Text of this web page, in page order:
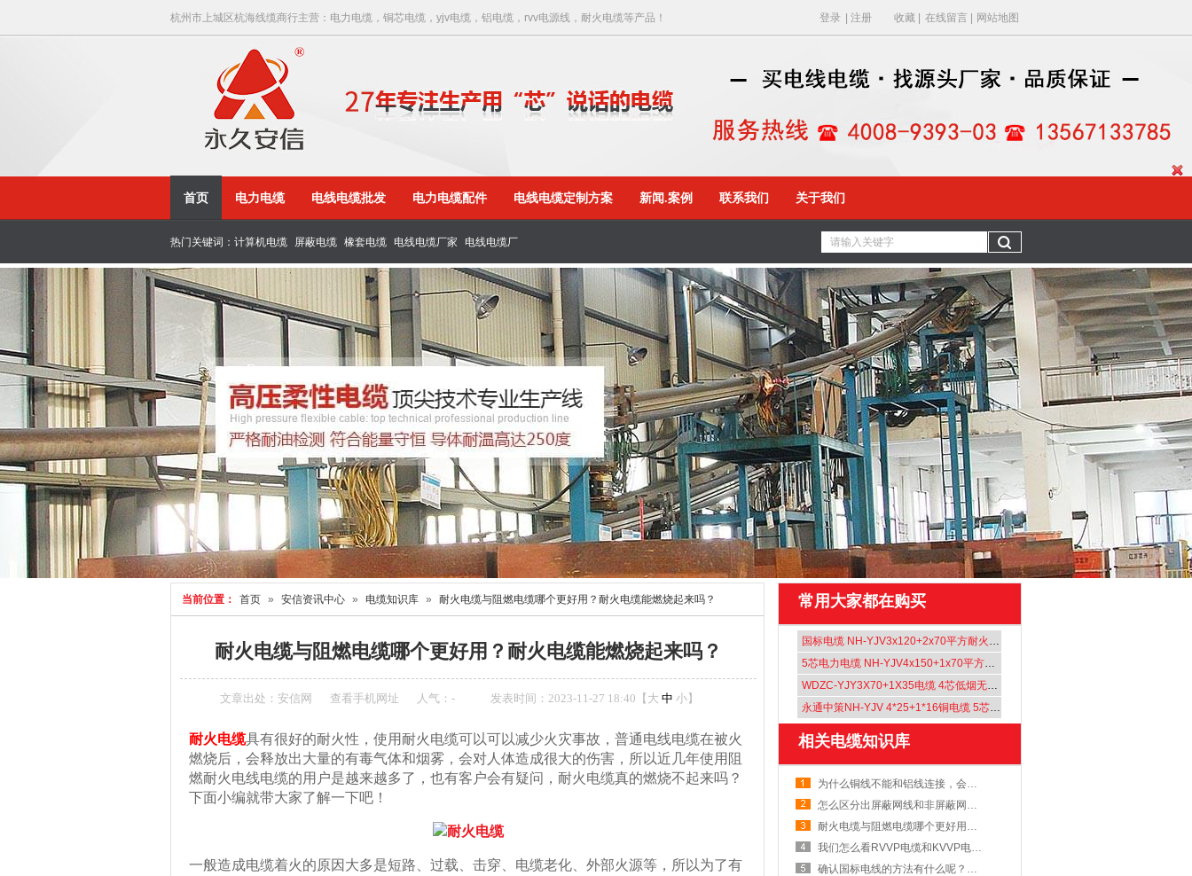
登录 注册 收藏 在线留言 网站地图
杭州市上城区杭海线缆商行主营：电力电缆，铜芯电缆，yjv电缆，铝电缆，rvv电源线，耐火电缆等产品！
首页 电力电缆 电线电缆批发 电力电缆配件 电线电缆定制方案 新闻.案例 联系我们 关于我们
热门关键词： 计算机电缆 屏蔽电缆 橡套电缆 电线电缆厂家 电线电缆厂
当前位置： 首页 » 安信资讯中心 » 电缆知识库 » 耐火电缆与阻燃电缆哪个更好用？耐火电缆能燃烧起来吗？
耐火电缆与阻燃电缆哪个更好用？耐火电缆能燃烧起来吗？
文章出处：安信网 查看手机网址 人气： - 发表时间：2023-11-27 18:40【 大 中 小】
耐火电缆具有很好的耐火性，使用耐火电缆可以可以减少火灾事故，普通电线电缆在被火
燃烧后，会释放出大量的有毒气体和烟雾，会对人体造成很大的伤害，所以近几年使用阻
燃耐火电线电缆的用户是越来越多了，也有客户会有疑问，耐火电缆真的燃烧不起来吗？
下面小编就带大家了解一下吧！
一般造成电缆着火的原因大多是短路、过载、击穿、电缆老化、外部火源等，所以为了有
常用大家都在购买
国标电缆 NH-YJV3x120+2x70平方耐火电缆 五芯电力电缆
5芯电力电缆 NH-YJV4x150+1x70平方耐火铜芯电缆
WDZC-YJY3X70+1X35电缆 4芯低烟无卤阻燃电力电缆
永通中策NH-YJV 4*25+1*16铜电缆 5芯电缆 电力电缆
相关电缆知识库
为什么铜线不能和铝线连接，会出现什么后果呢？
怎么区分出屏蔽网线和非屏蔽网线哪个比较好用？
耐火电缆与阻燃电缆哪个更好用？耐火电缆能燃烧起来吗？
我们怎么看RVVP电缆和KVVP电缆的不同之处呢？【杭海线缆】
确认国标电线的方法有什么呢？杭海线缆教您几招！